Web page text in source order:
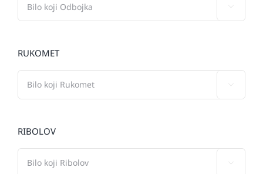
RUKOMET
RIBOLOV